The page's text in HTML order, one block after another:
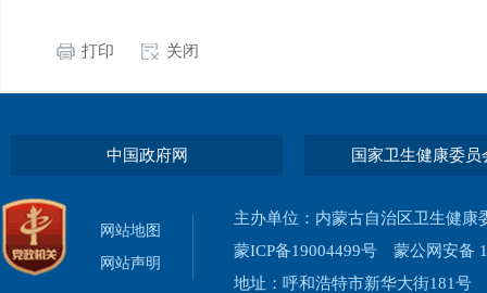
打印 关闭
中国政府网 国家卫生健康委员
网站地图
网站声明
主办单位：内蒙古自治区卫生健
蒙ICP备19004499号
蒙公网安备
地址：呼和浩特市新华大街181